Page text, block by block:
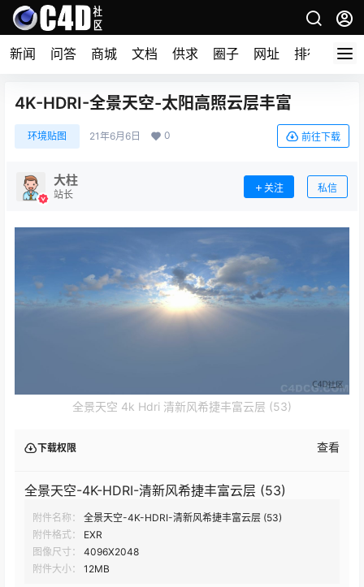
新闻 问答 商城 文档 供求 圈子 网址 排行榜
4K-HDRI-全景天空-太阳高照云层丰富
环境贴图 21年6月6日 0 前往下载
大柱
站长
关注 私信
全景天空 4k Hdri 清新风希捷丰富云层 (53)
下载权限 查看
全景天空-4K-HDRI-清新风希捷丰富云层 (53)
附件名称：
全景天空-4K-HDRI-清新风希捷丰富云层 (53)
附件格式：
EXR
图像尺寸：
4096X2048
附件大小：
12MB